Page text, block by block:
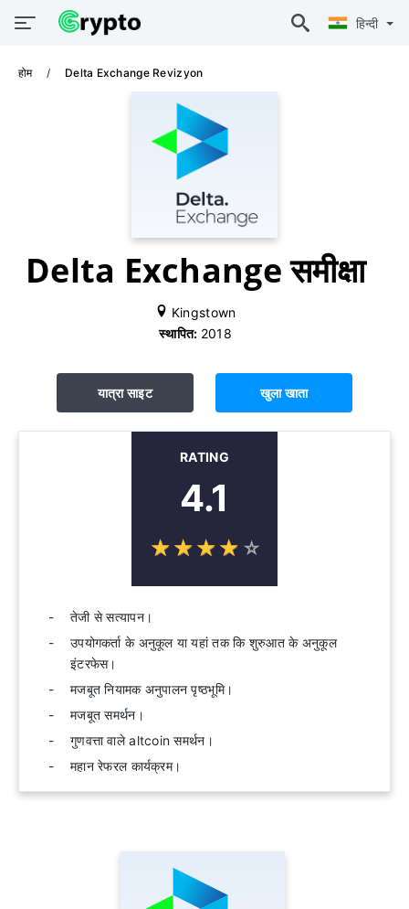
हिन्दी
होम Delta Exchange Revizyon
Delta Exchange समीक्षा
Kingstown
स्थापित: 2018
यात्रा साइट खुला खाता
RATING
4.1
☆☆☆☆ ☆
★★★★ ★
तेजी से सत्यापन।
उपयोगकर्ता के अनुकूल या यहां तक ​​कि शुरुआत के अनुकूल
इंटरफेस।
मजबूत नियामक अनुपालन पृष्ठभूमि।
मजबूत समर्थन।
गुणवत्ता वाले altcoin समर्थन।
महान रेफरल कार्यक्रम।